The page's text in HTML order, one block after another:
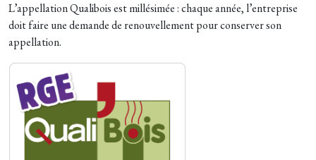
L’appellation Qualibois est millésimée : chaque année, l’entreprise
doit faire une demande de renouvellement pour conserver son
appellation.